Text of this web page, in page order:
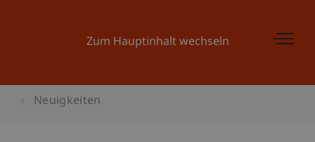
Zum Hauptinhalt wechseln
Neuigkeiten